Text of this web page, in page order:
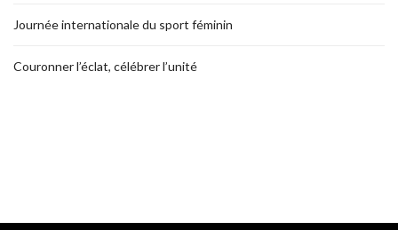
Journée internationale du sport féminin
Couronner l’éclat, célébrer l’unité